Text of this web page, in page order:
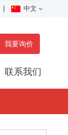
中文
我要询价
联系我们